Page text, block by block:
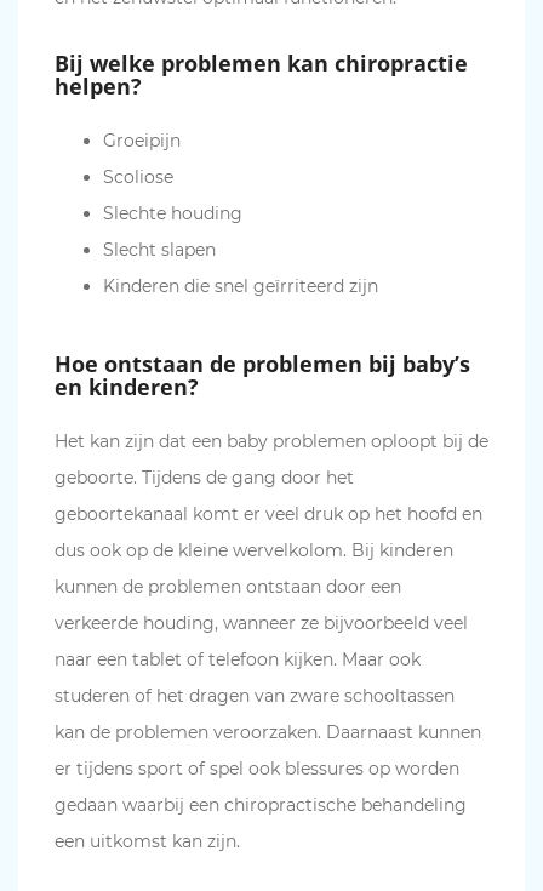
Bij welke problemen kan chiropractie
helpen?
Groeipijn
Scoliose
Slechte houding
Slecht slapen
Kinderen die snel geïrriteerd zijn
Hoe ontstaan de problemen bij baby’s
en kinderen?
Het kan zijn dat een baby problemen oploopt bij de
geboorte. Tijdens de gang door het
geboortekanaal komt er veel druk op het hoofd en
dus ook op de kleine wervelkolom. Bij kinderen
kunnen de problemen ontstaan door een
verkeerde houding, wanneer ze bijvoorbeeld veel
naar een tablet of telefoon kijken. Maar ook
studeren of het dragen van zware schooltassen
kan de problemen veroorzaken. Daarnaast kunnen
er tijdens sport of spel ook blessures op worden
gedaan waarbij een chiropractische behandeling
een uitkomst kan zijn.